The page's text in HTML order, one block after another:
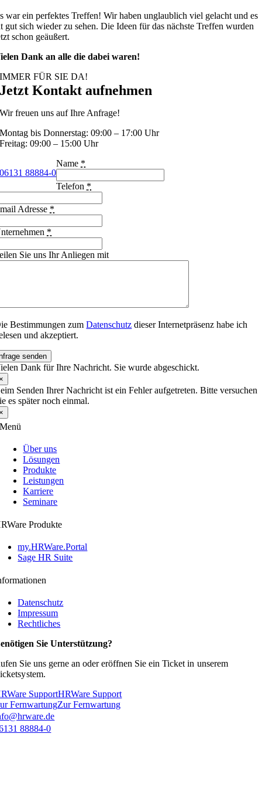
war ein perfektes Treffen! Wir haben unglaublich viel gelacht und es
gut sich wieder zu sehen. Die Ideen für das nächste Treffen wurden
schon geäußert.
Dank an alle die dabei waren!
IMMER FÜR SIE DA!
Jetzt Kontakt aufnehmen
Wir freuen uns auf Ihre Anfrage!
Montag bis Donnerstag: 09:00 – 17:00 Uhr
Freitag: 09:00 – 15:00 Uhr
06131 88884-0
Name *
Telefon *
Adresse *
*
Sie uns Ihr Anliegen mit
Bestimmungen zumDatenschutz dieser Internetpräsenz habe ich
und akzeptiert.
senden
Dank für Ihre Nachricht. Sie wurde abgeschickt.
Senden Ihrer Nachricht ist ein Fehler aufgetreten. Bitte versuchen
es später noch einmal.
Menü
Über uns
Lösungen
Produkte
Leistungen
Karriere
Seminare
Produkte
my.HRWare.Portal
Sage HR Suite
Datenschutz
Impressum
Rechtliches
Sie Unterstützung?
Sie uns gerne an oder eröffnen Sie ein Ticket in unserem
SupportHRWare Support
FernwartungZur Fernwartung
88884-0